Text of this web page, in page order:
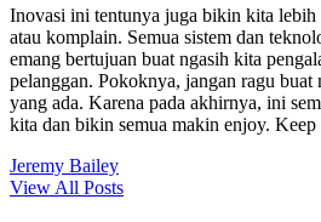
Inovasi ini tentunya juga bikin kita lebih
atau komplain. Semua sistem dan
emang bertujuan buat ngasih kita
pelanggan. Pokoknya, jangan ragu buat
yang ada. Karena pada akhirnya, ini
kita dan bikin semua makin enjoy.
Jeremy Bailey
View All Posts